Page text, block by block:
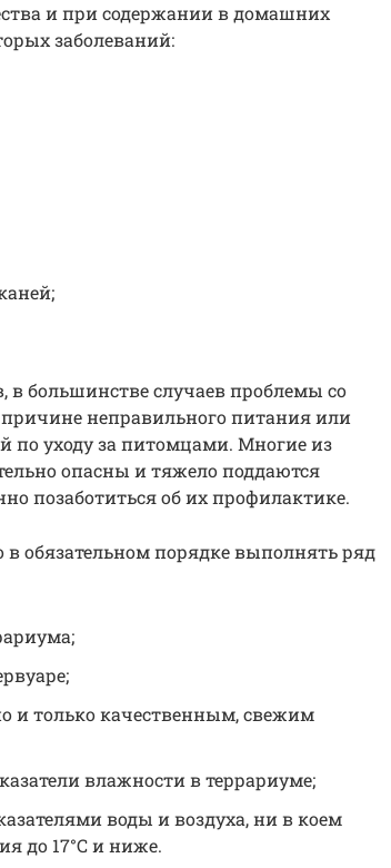
и при содержании в домашних
заболеваний:
большинстве случаев проблемы со
неправильного питания или
по уходу за питомцами. Многие из
опасны и тяжело поддаются
позаботиться об их профилактике.
обязательном порядке выполнять ряд
и только качественным, свежим
влажности в террариуме;
воды и воздуха, ни в коем
до 17°С и ниже.